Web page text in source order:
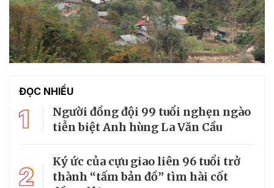
ĐỌC NHIỀU
1
Người đồng đội 99 tuổi nghẹn ngào
tiễn biệt Anh hùng La Văn Cầu
2
Ký ức của cựu giao liên 96 tuổi trở
thành “tấm bản đồ” tìm hài cốt